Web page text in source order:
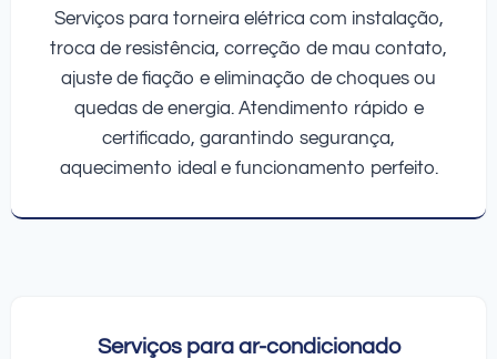
Serviços para torneira elétrica com instalação,
troca de resistência, correção de mau contato,
ajuste de fiação e eliminação de choques ou
quedas de energia. Atendimento rápido e
certificado, garantindo segurança,
aquecimento ideal e funcionamento perfeito.
Serviços para ar-condicionado